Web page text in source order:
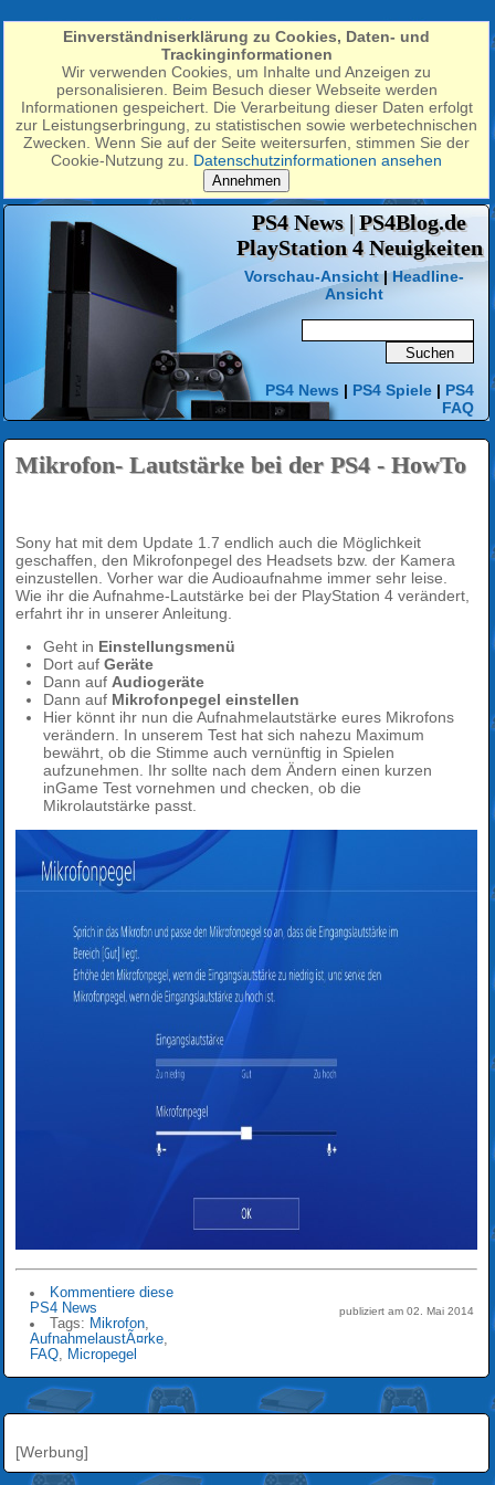
Einverständniserklärung zu Cookies, Daten- und
Trackinginformationen
Wir verwenden Cookies, um Inhalte und Anzeigen zu
personalisieren. Beim Besuch dieser Webseite werden
Informationen gespeichert. Die Verarbeitung dieser Daten erfolgt
zur Leistungserbringung, zu statistischen sowie werbetechnischen
Zwecken. Wenn Sie auf der Seite weitersurfen, stimmen Sie der
Cookie-Nutzung zu. Datenschutzinformationen ansehen
Annehmen
PS4 News | PS4Blog.de
PlayStation 4 Neuigkeiten
Vorschau-Ansicht|Headline-
Ansicht
PS4 News | PS4 Spiele | PS4
FAQ
Mikrofon- Lautstärke bei der PS4 - HowTo
Sony hat mit dem Update 1.7 endlich auch die Möglichkeit
geschaffen, den Mikrofonpegel des Headsets bzw. der Kamera
einzustellen. Vorher war die Audioaufnahme immer sehr leise.
Wie ihr die Aufnahme-Lautstärke bei der PlayStation 4 verändert,
erfahrt ihr in unserer Anleitung.
Geht in Einstellungsmenü
Dort auf Geräte
Dann auf Audiogeräte
Dann auf Mikrofonpegel einstellen
Hier könnt ihr nun die Aufnahmelautstärke eures Mikrofons
verändern. In unserem Test hat sich nahezu Maximum
bewährt, ob die Stimme auch vernünftig in Spielen
aufzunehmen. Ihr sollte nach dem Ändern einen kurzen
inGame Test vornehmen und checken, ob die
Mikrolautstärke passt.
Kommentiere diese
PS4 News
Tags: Mikrofon,
AufnahmelaustÃ¤rke
FAQ
Micropegel
publiziert am 02. Mai 2014
[Werbung]